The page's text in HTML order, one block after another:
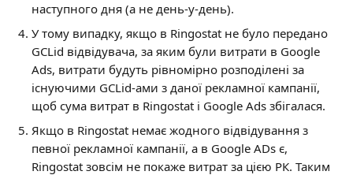
наступного дня (а не день-у-день).
У тому випадку, якщо в Ringostat не було передано
GCLid відвідувача, за яким були витрати в Google
Ads, витрати будуть рівномірно розподілені за
існуючими GCLid-ами з даної рекламної кампанії,
щоб сума витрат в Ringostat і Google Ads збігалася.
Якщо в Ringostat немає жодного відвідування з
певної рекламної кампанії, а в Google ADs є,
Ringostat зовсім не покаже витрат за цією РК. Таким